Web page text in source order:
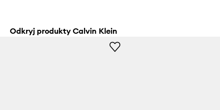
Odkryj produkty Calvin Klein